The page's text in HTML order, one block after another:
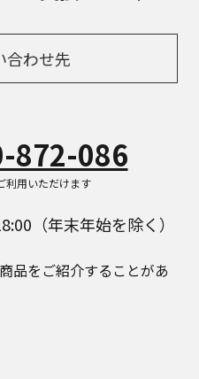
合わせ先
872-086
利用いただけます
（年末年始を除く）
品をご紹介することがあ